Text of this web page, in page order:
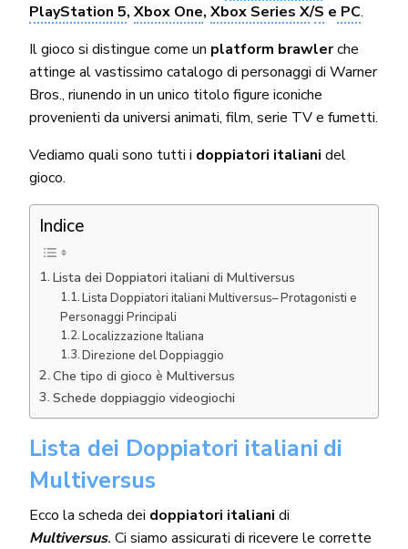
PlayStation 5,Xbox One,Xbox Series X/S e PC.
Il gioco si distingue come un platform brawlerche
attinge al vastissimo catalogo di personaggi di Warner
Bros., riunendo in un unico titolo figure iconiche
provenienti da universi animati, film, serie TV e fumetti.
Vediamo quali sono tutti i doppiatori italiani del
gioco.
Indice
Lista dei Doppiatori italiani di Multiversus
Lista Doppiatori italiani Multiversus– Protagonisti e
Personaggi Principali
Localizzazione Italiana
Direzione del Doppiaggio
Che tipo di gioco è Multiversus
Schede doppiaggio videogiochi
Lista dei Doppiatori italiani di
Multiversus
Ecco la scheda dei doppiatori italiani di
Multiversus. Ci siamo assicurati di ricevere le corrette